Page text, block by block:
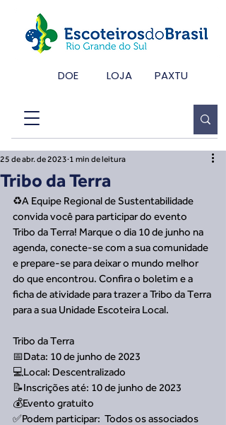
DOE LOJA PAXTU
Tribo da Terra
25 de abr. de 2023 1 min de leitura
♻️A Equipe Regional de Sustentabilidade
convida você para participar do evento
Tribo da Terra! Marque o dia 10 de junho na
agenda, conecte-se com a sua comunidade
e prepare-se para deixar o mundo melhor
do que encontrou. Confira o boletim e a
ficha de atividade para trazer a Tribo da Terra
para a sua Unidade Escoteira Local.
Tribo da Terra
📅Data: 10 de junho de 2023
💻Local: Descentralizado
📝Inscrições até: 10 de junho de 2023
💰Evento gratuito
✅Podem participar:  Todos os associados